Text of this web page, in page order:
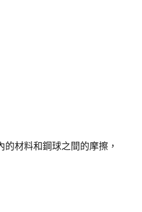
的材料和鋼球之間的摩擦，